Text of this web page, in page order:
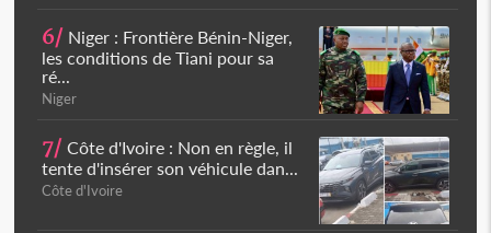
6/ Niger : Frontière Bénin-Niger,
les conditions de Tiani pour sa
ré...
Niger
7/ Côte d'Ivoire : Non en règle, il
tente d'insérer son véhicule dan...
Côte d'Ivoire